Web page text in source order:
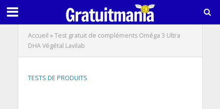
Accueil »Test gratuit de compléments Oméga 3 Ultra
DHA Végétal Lavilab
TESTS DE PRODUITS